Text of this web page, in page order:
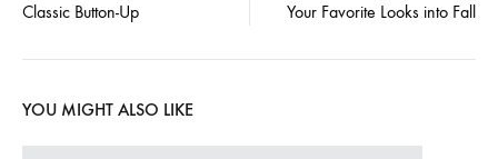
navigation
Classic Button-Up
Your Favorite Looks into Fall
YOU MIGHT ALSO LIKE